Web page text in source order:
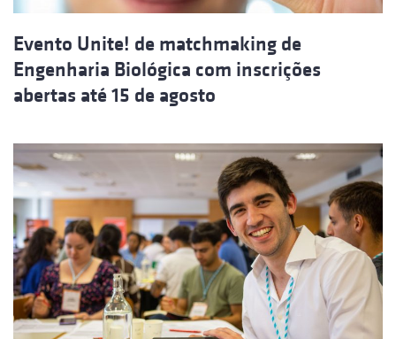
Evento Unite! de matchmaking de
Engenharia Biológica com inscrições
abertas até 15 de agosto